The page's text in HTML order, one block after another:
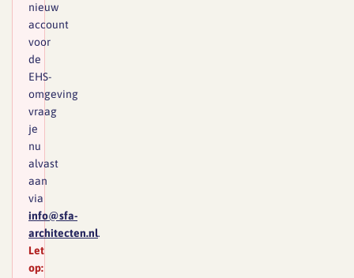
nieuw
account
voor
de
EHS-
omgeving
vraag
je
nu
alvast
aan
via
info@sfa-
architecten.nl.
Let
op: